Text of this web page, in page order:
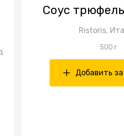
Cоус
Ristoris,
500 г
Добавить за